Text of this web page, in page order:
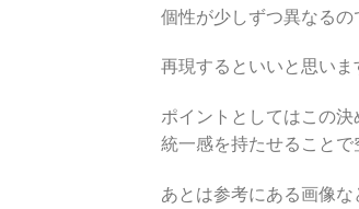
個性が少しずつ異なるの
再現するといいと思いま
ポイントとしてはこの決
統一感を持たせることで
あとは参考にある画像な